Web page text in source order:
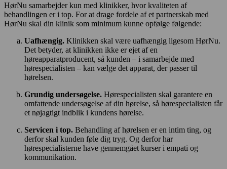
HørNu samarbejder kun med klinikker, hvor kvaliteten af
behandlingen er i top. For at drage fordele af et partnerskab med
HørNu skal din klinik som minimum kunne opfølge følgende:
Uafhængig. Klinikken skal være uafhængig ligesom HørNu.
Det betyder, at klinikken ikke er ejet af en
høreapparatproducent, så kunden – i samarbejde med
hørespecialisten – kan vælge det apparat, der passer til
hørelsen.
Grundig undersøgelse. Hørespecialisten skal garantere en
omfattende undersøgelse af din hørelse, så hørespecialisten får
et nøjagtigt indblik i kundens hørelse.
Servicen i top. Behandling af hørelsen er en intim ting, og
derfor skal kunden føle dig tryg. Og derfor har
hørespecialisterne have gennemgået kurser i empati og
kommunikation.